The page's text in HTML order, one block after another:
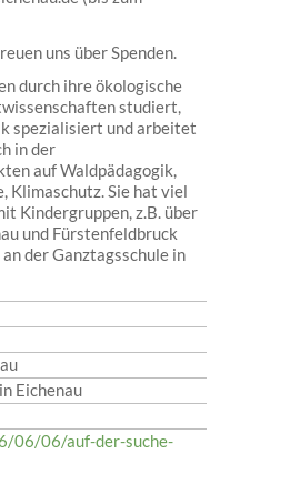
uns über Spenden.
durch ihre ökologische
studiert,
spezialisiert und arbeitet
in der
auf Waldpädagogik,
Klimaschutz. Sie hat viel
Kindergruppen, z.B. über
und Fürstenfeldbruck
der Ganztagsschule in
Eichenau
06/06/auf-der-suche-